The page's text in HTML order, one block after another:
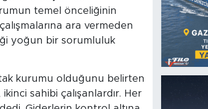
temel önceliğinin
ara vermeden
yoğun bir sorumluluk
kurumu olduğunu belirten
sahibi çalışanlardır. Her